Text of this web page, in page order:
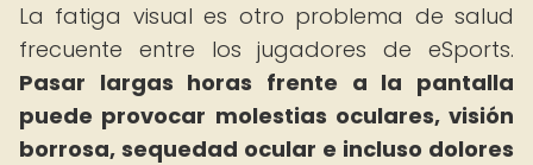
La fatiga visual es otro problema de salud
frecuente entre los jugadores de eSports.
Pasar largas horas frente a la pantalla
puede provocar molestias oculares, visión
borrosa, sequedad ocular e incluso dolores